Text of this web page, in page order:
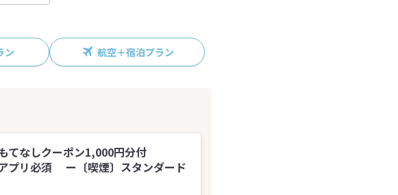
ン 航空＋宿泊プラン
てなしクーポン1,000円分付
リ必須 ー〔喫煙〕スタンダード